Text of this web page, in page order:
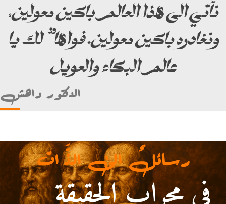
نأتي الى هذا العالم باكين معولين،
ونغادره باكين معولين. فواها” لك يا
عالم البكاء والعويل
الدكتور داهش
رسائلٌ الى الذَّ ات